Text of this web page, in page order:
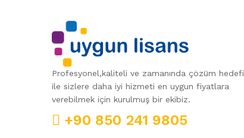
Profesyonel,kaliteli ve zamanında çözüm hedefi
ile sizlere daha iyi hizmeti en uygun fiyatlara
verebilmek için kurulmuş bir ekibiz.
+90 850 241 9805